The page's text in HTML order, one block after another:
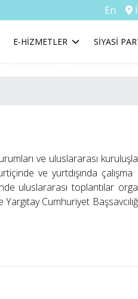
En
E-HİZMETLER SİYASİ
ve uluslararası
ve yurtdışında
uluslararası toplantılar
Cumhuriyet